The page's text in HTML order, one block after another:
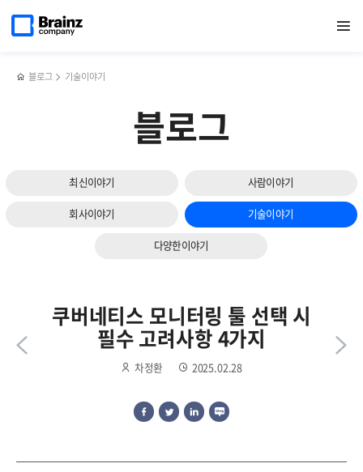
열기
페이지로
블로그 기술이야기
블로그
최신이야기 사람이야기
회사이야기 기술이야기
다양한이야기
영업그룹
쿠버네티스 모니터링 툴 선택 시
필수 고려사항 4가지
차정환 2025.02.28
Service
솔루션의
다음
슬라이드